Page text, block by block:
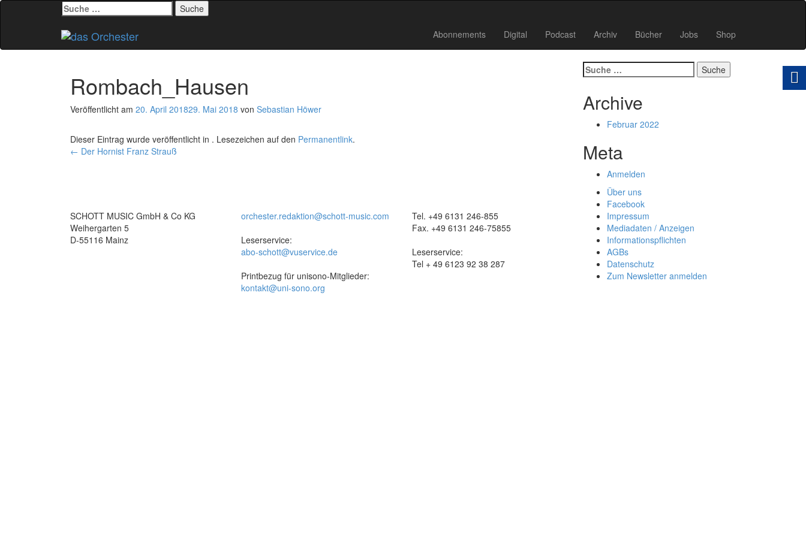
Suche
nach:
springen
Abonnements Digital Podcast Archiv Bücher Jobs Shop
Rombach_Hausen
Veröffentlicht am 20. April 201829. Mai 2018 von Sebastian Höwer
Dieser Eintrag wurde veröffentlicht in . Lesezeichen auf den Permanentlink.
Beitrags-
← Der Hornist Franz Strauß
Suche
nach:
Archive
Februar 2022
Meta
Anmelden
SCHOTT MUSIC GmbH & Co KG
Weihergarten 5
D-55116 Mainz
orchester.redaktion@schott-music.com
Leserservice:
abo-schott@vuservice.de
Printbezug für unisono-Mitglieder:
kontakt@uni-sono.org
Tel. +49 6131 246-855
Fax. +49 6131 246-75855
Leserservice:
Tel + 49 6123 92 38 287
Über uns
Facebook
Impressum
Mediadaten / Anzeigen
Informationspflichten
AGBs
Datenschutz
Zum Newsletter anmelden